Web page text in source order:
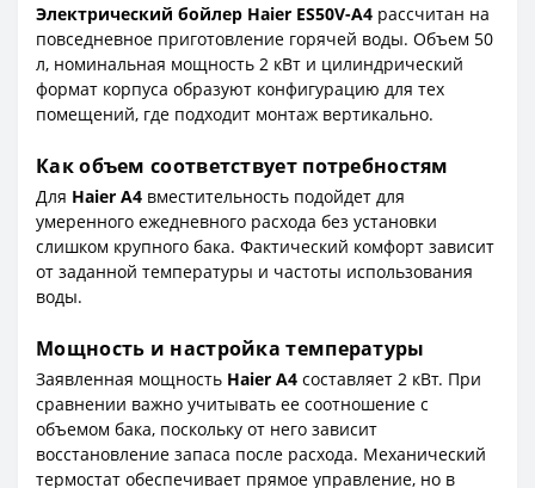
Электрический бойлер Haier ES50V-A4 рассчитан на
повседневное приготовление горячей воды. Объем 50
л, номинальная мощность 2 кВт и цилиндрический
формат корпуса образуют конфигурацию для тех
помещений, где подходит монтаж вертикально.
Как объем соответствует потребностям
Для Haier A4 вместительность подойдет для
умеренного ежедневного расхода без установки
слишком крупного бака. Фактический комфорт зависит
от заданной температуры и частоты использования
воды.
Мощность и настройка температуры
Заявленная мощность Haier A4 составляет 2 кВт. При
сравнении важно учитывать ее соотношение с
объемом бака, поскольку от него зависит
восстановление запаса после расхода. Механический
термостат обеспечивает прямое управление, но в